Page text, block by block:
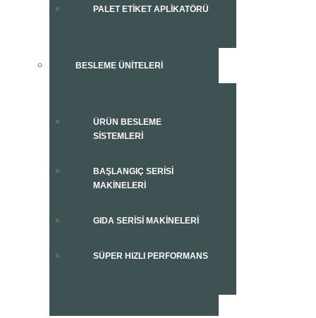
PALET ETIKET APLIKATÖRÜ
BESLEME ÜNITELERI
ÜRÜN BESLEME
SISTEMLERI
BAŞLANGIÇ SERISI
MAKINELERI
GIDA SERISI MAKINELERI
SÜPER HIZLI PERFORMANS